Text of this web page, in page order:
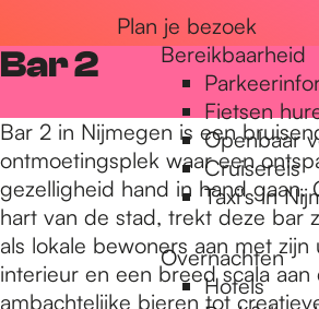
Plan je bezoek
Bereikbaarheid
Fietsen
Openbaar
Cruisereis
Taxi's in
Overnachten
Hotels
Bar 2
Bar 2 in Nijmegen is een
ontmoetingsplek waar een
gezelligheid hand in hand gaan.
hart van de stad, trekt deze bar
als lokale bewoners aan met
interieur en een breed scala aan
ambachtelijke bieren tot